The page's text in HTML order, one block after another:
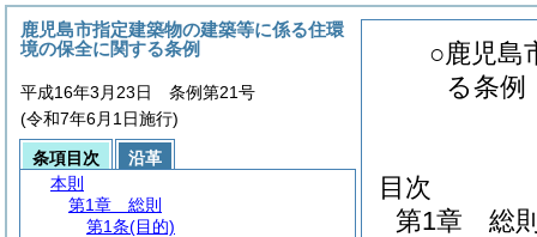
○鹿児島
る条例
目次
第1章
総
鹿児島市指定建築物の建築等に係る住環
境の保全に関する条例
平成16年3月23日 条例第21号
(令和7年6月1日施行)
条項目次
沿革
本則
第1章
総則
第1条(目的)